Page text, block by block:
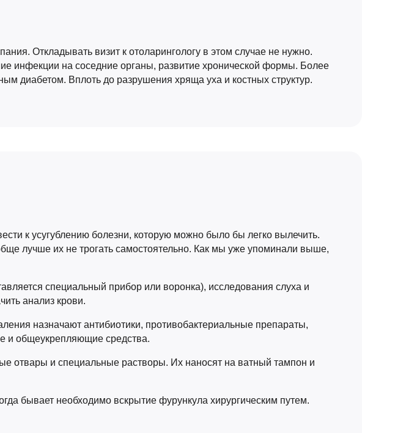
Откладывать визит к отоларингологу в этом случае не нужно.
инфекции на соседние органы, развитие хронической формы. Более
диабетом. Вплоть до разрушения хряща уха и костных структур.
к усугублению болезни, которую можно было бы легко вылечить.
лучше их не трогать самостоятельно. Как мы уже упоминали выше,
специальный прибор или воронка), исследования слуха и
анализ крови.
назначают антибиотики, противобактериальные препараты,
и общеукрепляющие средства.
отвары и специальные растворы. Их наносят на ватный тампон и
бывает необходимо вскрытие фурункула хирургическим путем.